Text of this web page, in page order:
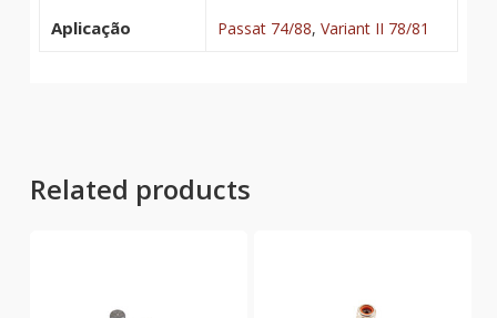
Aplicação Passat 74/88, Variant II 78/81
Related products